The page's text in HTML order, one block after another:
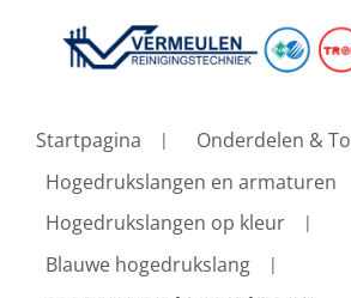
Startpagina
Onderdelen &
Hogedrukslangen en armaturen
Hogedrukslangen op kleur
Blauwe hogedrukslang